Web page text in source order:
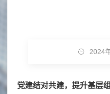
2024
党建结对共建，提升基